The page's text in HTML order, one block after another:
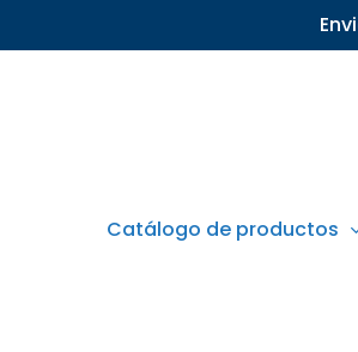
Catálogo de productos